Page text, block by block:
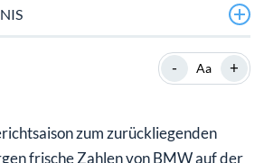
verfehlt, Gewinnerwartungen
- Aa +
zum zurückliegenden
frische Zahlen von BMW auf der